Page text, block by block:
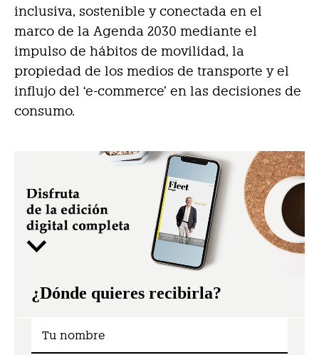
inclusiva, sostenible y conectada en el
marco de la Agenda 2030 mediante el
impulso de hábitos de movilidad, la
propiedad de los medios de transporte y el
influjo del ‘e-commerce’ en las decisiones de
consumo.
¿Dónde quieres recibirla?